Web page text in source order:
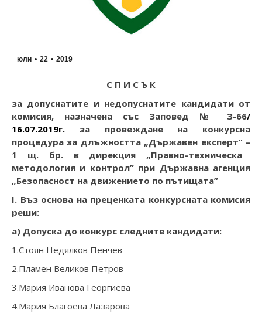
юли 22 2019
С П И С Ъ К
за допуснатите и недопуснатите кандидати от
комисия, назначена със Заповед № З-66/
16.07.2019г.
за провеждане на конкурсна
процедура за длъжността „Държавен експерт” –
1 щ. бр. в дирекция
„Правно-техническа
методология и контрол” при Държавна агенция
„Безопасност на движението по пътищата”
I. Въз основа на преценката конкурсната комисия
реши:
а) Допуска до конкурс следните кандидати:
1.Стоян Недялков Пенчев
2.Пламен Великов Петров
3.Мария Иванова Георгиева
4.Мария Благоева Лазарова